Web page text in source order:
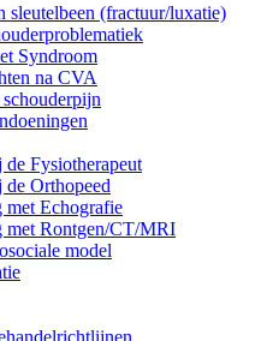
sleutelbeen (fractuur/luxatie)
Syndroom
na CVA
Fysiotherapeut
Orthopeed
Echografie
met Rontgen/CT/MRI
model